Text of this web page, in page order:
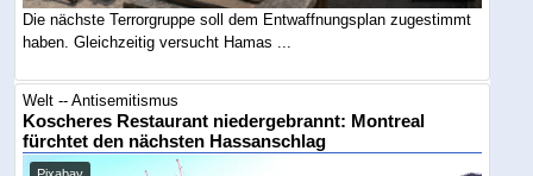
Die nächste Terrorgruppe soll dem Entwaffnungsplan zugestimmt
haben. Gleichzeitig versucht Hamas ...
Welt -- Antisemitismus
Koscheres Restaurant niedergebrannt: Montreal
fürchtet den nächsten Hassanschlag